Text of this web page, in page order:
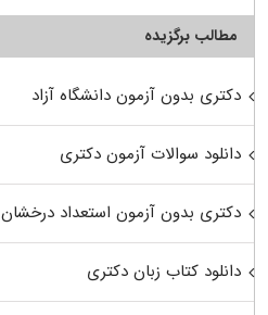
مطالب برگزیده
دکتری بدون آزمون دانشگاه آزاد
دانلود سوالات آزمون دکتری
دکتری بدون آزمون استعداد درخشان
دانلود کتاب زبان دکتری